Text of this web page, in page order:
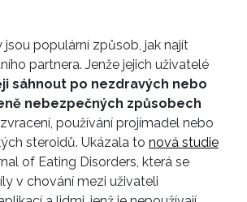
jsou populární způsob, jak najít
partnera. Jenže jejich uživatelé
sáhnout po nezdravých nebo
nebezpečných způsobech
používání projímadel nebo
steroidů. Ukázala to nová studie
of Eating Disorders, která se
v chování mezi uživateli